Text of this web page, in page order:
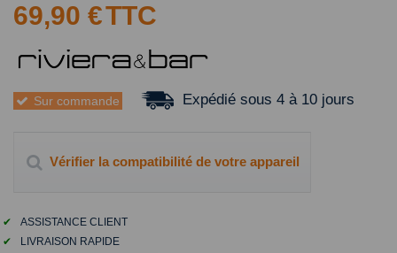
69,90 €TTC
Sur commande Expédié sous 4 à 10 jours
Vérifier la compatibilité de votre appareil
✔
ASSISTANCE CLIENT
✔
LIVRAISON RAPIDE